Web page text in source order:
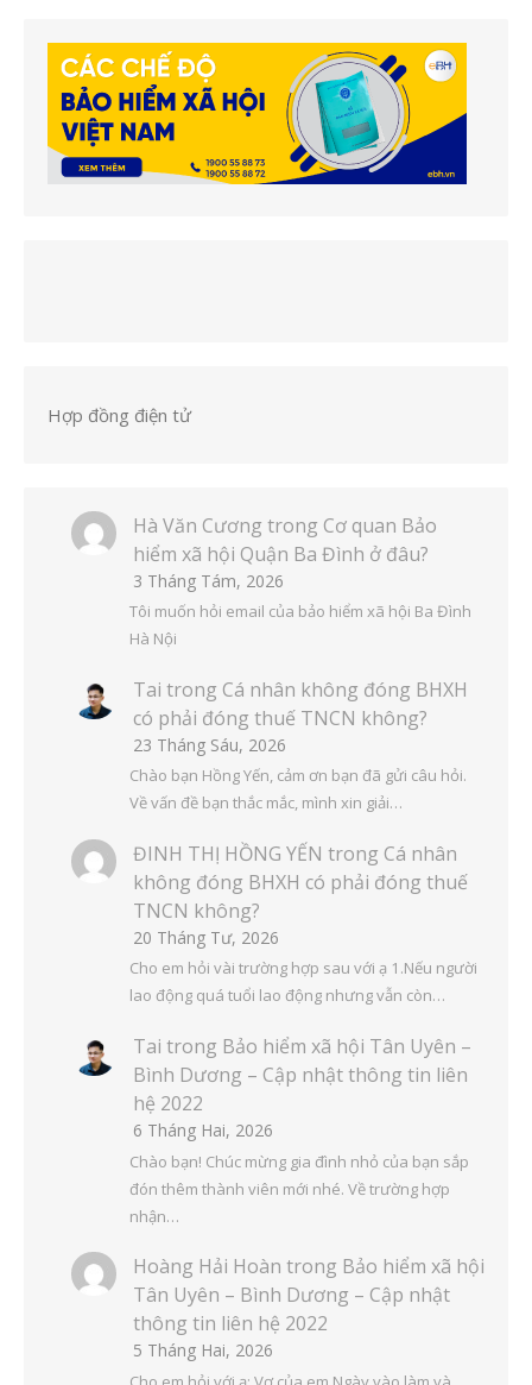
Hợp đồng điện tử
Hà Văn Cương trong Cơ quan Bảo
hiểm xã hội Quận Ba Đình ở đâu?
3 Tháng Tám, 2026
Tôi muốn hỏi email của bảo hiểm xã hội Ba Đình
Hà Nội
Tai trong Cá nhân không đóng BHXH
có phải đóng thuế TNCN không?
23 Tháng Sáu, 2026
Chào bạn Hồng Yến, cảm ơn bạn đã gửi câu hỏi.
Về vấn đề bạn thắc mắc, mình xin giải…
ĐINH THỊ HỒNG YẾN trong Cá nhân
không đóng BHXH có phải đóng thuế
TNCN không?
20 Tháng Tư, 2026
Cho em hỏi vài trường hợp sau với ạ 1.Nếu người
lao động quá tuổi lao động nhưng vẫn còn…
Tai trong Bảo hiểm xã hội Tân Uyên –
Bình Dương – Cập nhật thông tin liên
hệ 2022
6 Tháng Hai, 2026
Chào bạn! Chúc mừng gia đình nhỏ của bạn sắp
đón thêm thành viên mới nhé. Về trường hợp
nhận…
Hoàng Hải Hoàn trong Bảo hiểm xã hội
Tân Uyên – Bình Dương – Cập nhật
thông tin liên hệ 2022
5 Tháng Hai, 2026